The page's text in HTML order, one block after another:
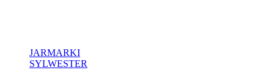
JARMARKI
SYLWESTER